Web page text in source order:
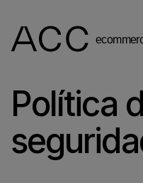
Política